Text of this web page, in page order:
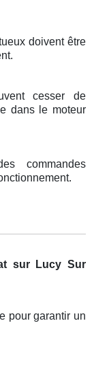
doivent être
cesser de
dans le moteur
commandes
sur Lucy Sur
pour garantir un